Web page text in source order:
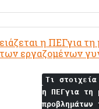
η ΠΕΓγια
εργαζομένων
Τι στοιχεία
η ΠΕΓγια τη
προβλημάτων